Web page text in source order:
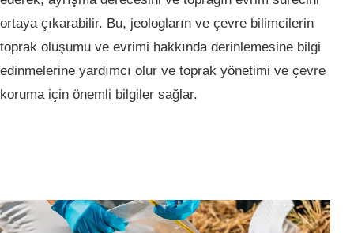
ortaya çıkarabilir. Bu, jeologların ve çevre bilimcilerin
toprak oluşumu ve evrimi hakkında derinlemesine bilgi
edinmelerine yardımcı olur ve toprak yönetimi ve çevre
koruma için önemli bilgiler sağlar.